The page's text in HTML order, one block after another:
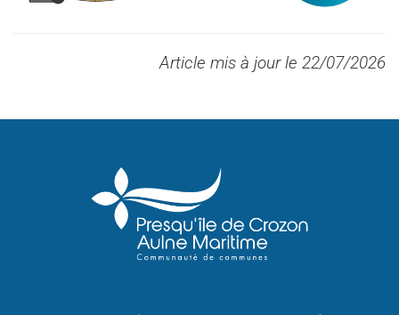
Article mis à jour le 22/07/2026